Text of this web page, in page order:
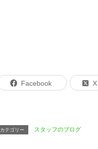
Facebook X
カテゴリー スタッフのブログ